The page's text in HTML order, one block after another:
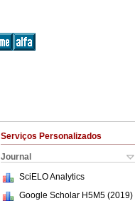
Serviços Personalizados
Journal
SciELO Analytics
Google Scholar H5M5 (2019)